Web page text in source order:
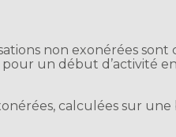
non exonérées sont
un début d’activité en
calculées sur une